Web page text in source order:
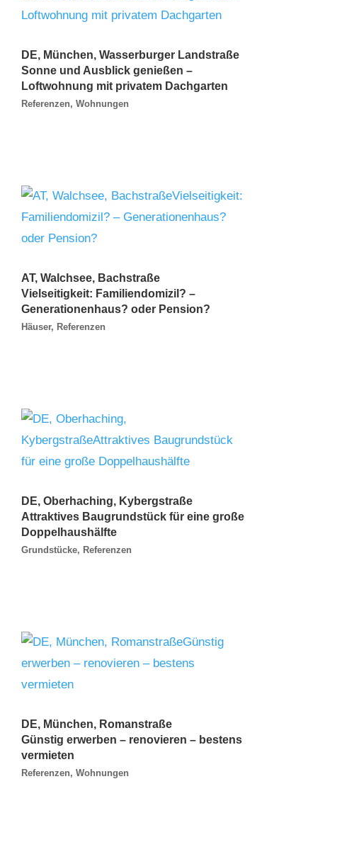
DE, München, Wasserburger Landstraße
Sonne und Ausblick genießen –
Loftwohnung mit privatem Dachgarten
Referenzen, Wohnungen
AT, Walchsee, Bachstraße
Vielseitigkeit: Familiendomizil? –
Generationenhaus? oder Pension?
Häuser, Referenzen
DE, Oberhaching, Kybergstraße
Attraktives Baugrundstück für eine große
Doppelhaushälfte
Grundstücke, Referenzen
DE, München, Romanstraße
Günstig erwerben – renovieren – bestens
vermieten
Referenzen, Wohnungen